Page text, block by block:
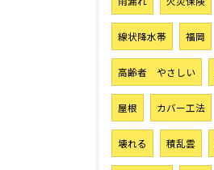
線状降水帯 福岡
高齢者 やさしい
屋根 カバー工法
壊れる 積乱雲